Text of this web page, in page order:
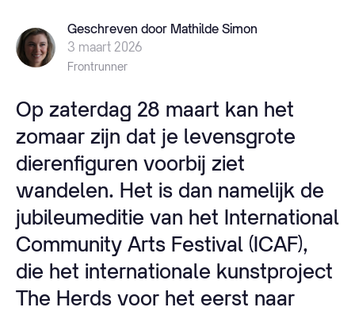
Geschreven door Mathilde Simon
3 maart 2026
Frontrunner
Op zaterdag 28 maart kan het
zomaar zijn dat je levensgrote
dierenfiguren voorbij ziet
wandelen. Het is dan namelijk de
jubileumeditie van het International
Community Arts Festival (ICAF),
die het internationale kunstproject
The Herds voor het eerst naar